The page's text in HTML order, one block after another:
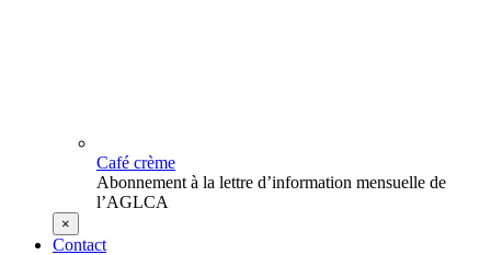
Café crème
Abonnement à la lettre d’information mensuelle de
l’AGLCA
×
Contact